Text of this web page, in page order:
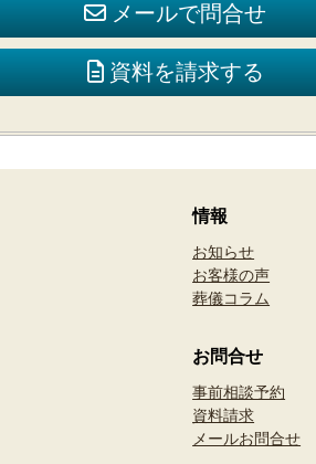
メールで問合せ
資料を請求する
情報
お知らせ
お客様の声
葬儀コラム
お問合せ
事前相談予約
資料請求
メールお問合せ